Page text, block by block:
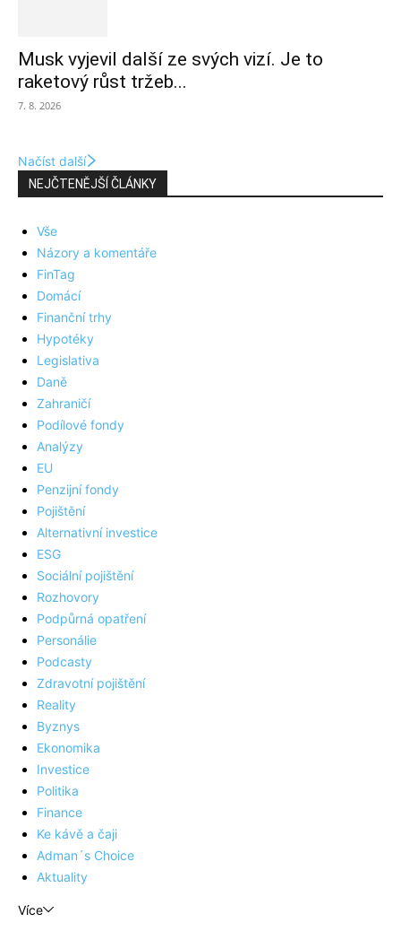
Musk vyjevil další ze svých vizí. Je to
raketový růst tržeb...
7. 8. 2026
Načíst další
NEJČTENĚJŠÍ ČLÁNKY
Vše
Názory a komentáře
FinTag
Domácí
Finanční trhy
Hypotéky
Legislativa
Daně
Zahraničí
Podílové fondy
Analýzy
EU
Penzijní fondy
Pojištění
Alternativní investice
ESG
Sociální pojištění
Rozhovory
Podpůrná opatření
Personálie
Podcasty
Zdravotní pojištění
Reality
Byznys
Ekonomika
Investice
Politika
Finance
Ke kávě a čaji
Adman´s Choice
Aktuality
Více